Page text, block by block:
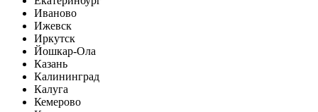
Иваново
Ижевск
Иркутск
Йошкар-Ола
Казань
Калининград
Калуга
Кемерово